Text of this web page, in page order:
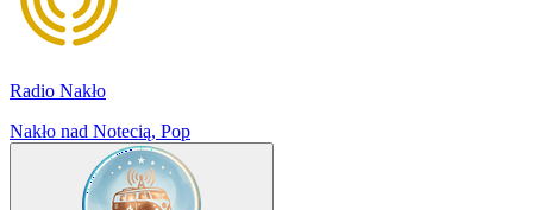
Radio Nakło
Nakło nad Notecią, Pop